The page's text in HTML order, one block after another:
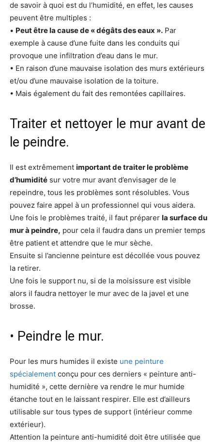
de savoir à quoi est du l’humidité, en effet, les causes
peuvent être multiples :
• Peut être la cause de « dégâts des eaux ». Par
exemple à cause d’une fuite dans les conduits qui
provoque une infiltration d’eau dans le mur.
• En raison d’une mauvaise isolation des murs extérieurs
et/ou d’une mauvaise isolation de la toiture.
• Mais également du fait des remontées capillaires.
Traiter et nettoyer le mur avant de
le peindre.
Il est extrêmement important de traiter le problème
d’humidité sur votre mur avant d’envisager de le
repeindre, tous les problèmes sont résolubles. Vous
pouvez faire appel à un professionnel qui vous aidera.
Une fois le problèmes traité, il faut préparer la surface du
mur à peindre, pour cela il faudra dans un premier temps
être patient et attendre que le mur sèche.
Ensuite si l’ancienne peinture est décollée vous pouvez
la retirer.
Une fois le support nu, si de la moisissure est visible
alors il faudra nettoyer le mur avec de la javel et une
brosse.
• Peindre le mur.
Pour les murs humides il existe une peinture
spécialement conçu pour ces derniers « peinture anti-
humidité », cette dernière va rendre le mur humide
étanche tout en le laissant respirer. Elle est d’ailleurs
utilisable sur tous types de support (intérieur comme
extérieur).
Attention la peinture anti-humidité doit être utilisée que